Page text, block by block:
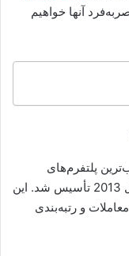
آنها خواهیم
پلتفرم‌های
ردیابی بازار ارزهای دیجیتال است که در سال 2013 تأسیس شد. این
و رتبه‌بندی